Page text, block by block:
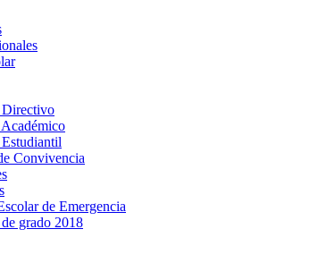
Directivo
Convivencia
de Emergencia
grado 2018